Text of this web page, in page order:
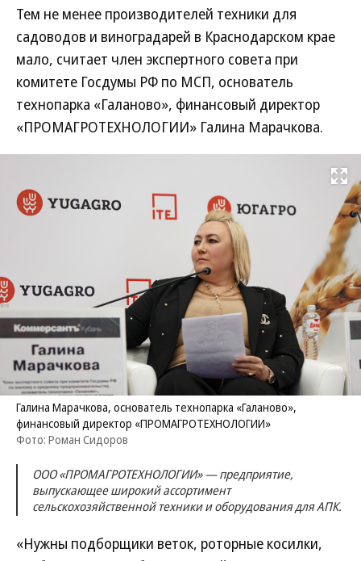
Тем не менее производителей техники для
садоводов и виноградарей в Краснодарском крае
мало, считает член экспертного совета при
комитете Госдумы РФ по МСП, основатель
технопарка «Галаново», финансовый директор
«ПРОМАГРОТЕХНОЛОГИИ» Галина Марачкова.
Развернуть
Галина Марачкова, основатель технопарка «Галаново»,
финансовый директор «ПРОМАГРОТЕХНОЛОГИИ»
Фото: Роман Сидоров
ООО «ПРОМАГРОТЕХНОЛОГИИ» — предприятие,
выпускающее широкий ассортимент
сельскохозяйственной техники и оборудования для АПК.
«Нужны подборщики веток, роторные косилки,